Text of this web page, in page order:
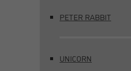
PETER RABBIT
UNICORN